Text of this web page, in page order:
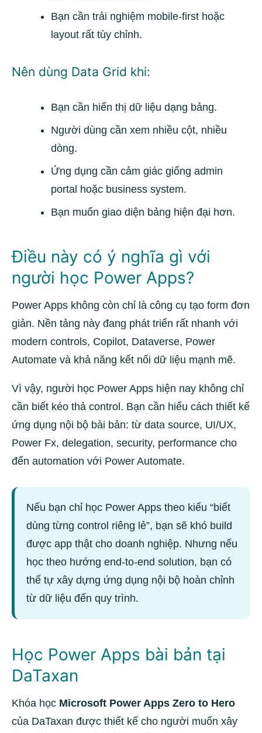
Bạn cần trải nghiệm mobile-first hoặc
layout rất tùy chỉnh.
Nên dùng Data Grid khi:
Bạn cần hiển thị dữ liệu dạng bảng.
Người dùng cần xem nhiều cột, nhiều
dòng.
Ứng dụng cần cảm giác giống admin
portal hoặc business system.
Bạn muốn giao diện bảng hiện đại hơn.
Điều này có ý nghĩa gì với
người học Power Apps?
Power Apps không còn chỉ là công cụ tạo form đơn
giản. Nền tảng này đang phát triển rất nhanh với
modern controls, Copilot, Dataverse, Power
Automate và khả năng kết nối dữ liệu mạnh mẽ.
Vì vậy, người học Power Apps hiện nay không chỉ
cần biết kéo thả control. Bạn cần hiểu cách thiết kế
ứng dụng nội bộ bài bản: từ data source, UI/UX,
Power Fx, delegation, security, performance cho
đến automation với Power Automate.
Nếu bạn chỉ học Power Apps theo kiểu “biết
dùng từng control riêng lẻ”, bạn sẽ khó build
được app thật cho doanh nghiệp. Nhưng nếu
học theo hướng end-to-end solution, bạn có
thể tự xây dựng ứng dụng nội bộ hoàn chỉnh
từ dữ liệu đến quy trình.
Học Power Apps bài bản tại
DaTaxan
Khóa học Microsoft Power Apps Zero to Hero
của DaTaxan được thiết kế cho người muốn xây